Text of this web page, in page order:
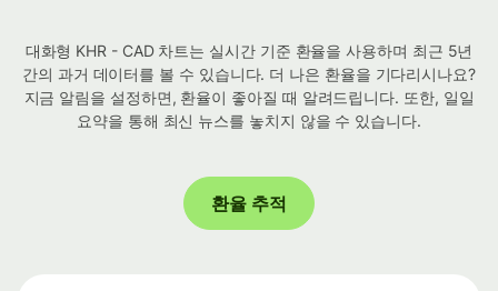
대화형 KHR - CAD 차트는 실시간 기준 환율을 사용하며 최근 5년
간의 과거 데이터를 볼 수 있습니다. 더 나은 환율을 기다리시나요?
지금 알림을 설정하면, 환율이 좋아질 때 알려드립니다. 또한, 일일
요약을 통해 최신 뉴스를 놓치지 않을 수 있습니다.
환율 추적